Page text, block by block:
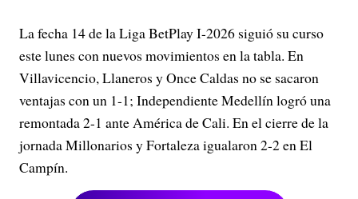
La fecha 14 de la Liga BetPlay I-2026 siguió su curso
este lunes con nuevos movimientos en la tabla. En
Villavicencio, Llaneros y Once Caldas no se sacaron
ventajas con un 1-1; Independiente Medellín logró una
remontada 2-1 ante América de Cali. En el cierre de la
jornada Millonarios y Fortaleza igualaron 2-2 en El
Campín.